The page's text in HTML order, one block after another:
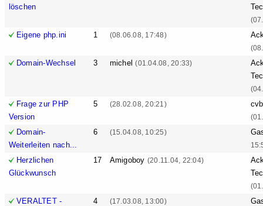
löschen
Eigene php.ini 1 (08.06.08, 17:48)
Domain-Wechsel 3 michel(01.04.08, 20:33)
Frage zur PHP
Version
5 (28.02.08, 20:21)
Domain-
Weiterleiten nach...
6 (15.04.08, 10:25)
Herzlichen
Glückwunsch
17 Amigoboy (20.11.04, 22:04)
VERALTET -
4 (17.03.08, 13:00)